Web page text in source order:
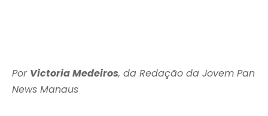
Por Victoria Medeiros, da Redação da Jovem Pan
News Manaus